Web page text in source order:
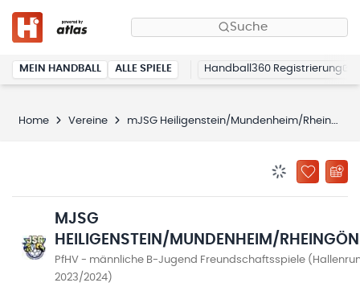
Suche
MEIN HANDBALL ALLE SPIELE Handball360 Registrierung
Home Vereine mJSG Heiligenstein/Mundenheim/Rheingönheim
ZU
MJSG
HEILIGENSTEIN/MUNDENHEIM/
PfHV - männliche B-Jugend Freundschaftsspiele
2023/2024)